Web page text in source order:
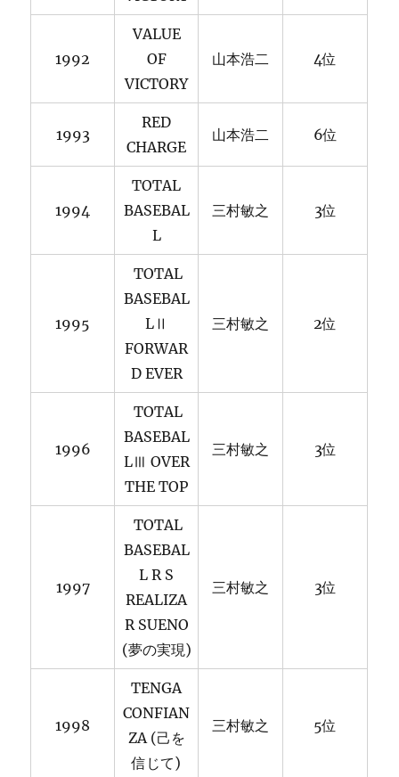
1992
VALUE
OF
VICTORY
山本浩二 4位
1993
RED
CHARGE
山本浩二 6位
1994
TOTAL
BASEBAL
L
三村敏之 3位
1995
TOTAL
BASEBAL
LⅡ
FORWAR
D EVER
三村敏之 2位
1996
TOTAL
BASEBAL
LⅢ OVER
THE TOP
三村敏之 3位
1997
TOTAL
BASEBAL
L R S
REALIZA
R SUENO
(夢の実現)
三村敏之 3位
1998
TENGA
CONFIAN
ZA (己を
信じて)
三村敏之 5位